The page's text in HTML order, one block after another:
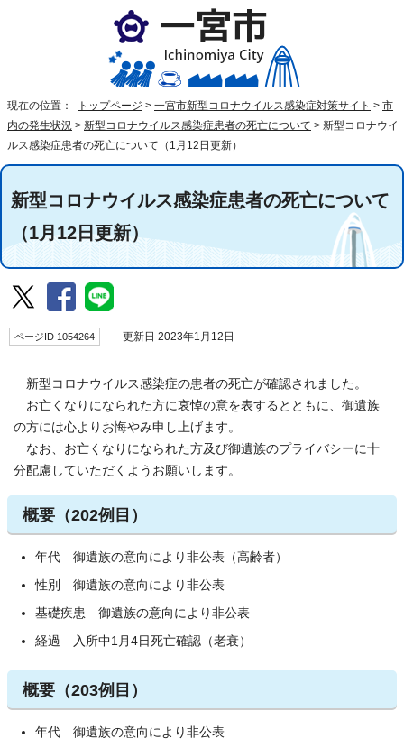
現在の位置： トップページ > 一宮市新型コロナウイルス感染症対策サイト > 市
内の発生状況 > 新型コロナウイルス感染症患者の死亡について > 新型コロナウイ
ルス感染症患者の死亡について（1月12日更新）
新型コロナウイルス感染症患者の死亡について
（1月12日更新）
ページID 1054264 更新日 2023年1月12日
新型コロナウイルス感染症の患者の死亡が確認されました。
お亡くなりになられた方に哀悼の意を表するとともに、御遺族
の方には心よりお悔やみ申し上げます。
なお、お亡くなりになられた方及び御遺族のプライバシーに十
分配慮していただくようお願いします。
概要（202例目）
年代 御遺族の意向により非公表（高齢者）
性別 御遺族の意向により非公表
基礎疾患 御遺族の意向により非公表
経過 入所中1月4日死亡確認（老衰）
概要（203例目）
年代 御遺族の意向により非公表